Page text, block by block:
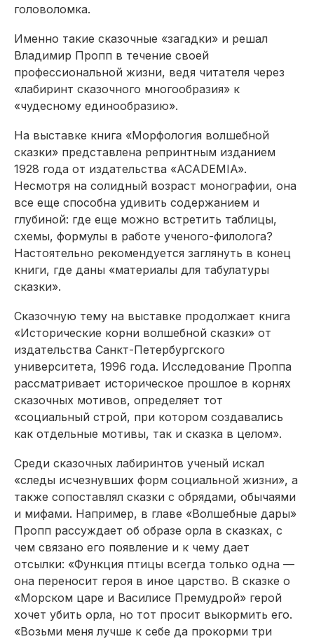
головоломка.
Именно такие сказочные «загадки» и решал
Владимир Пропп в течение своей
профессиональной жизни, ведя читателя через
«лабиринт сказочного многообразия» к
«чудесному едино­образию».
На выставке книга «Морфология волшебной
сказки» представлена репринтным изданием
1928 года от издательства «ACADEMIA».
Несмотря на солидный возраст монографии, она
все еще способна удивить содержанием и
глубиной: где еще можно встретить таблицы,
схемы, формулы в работе ученого-филолога?
Настоятельно рекомендуется заглянуть в конец
книги, где даны «материалы для табулатуры
сказки».
Сказочную тему на выставке продолжает книга
«Исторические корни волшебной сказки» от
издательства Санкт-Петербургского
университета, 1996 года. Исследование Проппа
рассматривает историческое прошлое в корнях
сказочных мотивов, определяет тот
«социальный строй, при котором создавались
как отдельные мотивы, так и сказка в целом».
Среди сказочных лабиринтов ученый искал
«следы исчезнувших форм социальной жизни», а
также сопоставлял сказки с обрядами, обычаями
и мифами. Например, в главе «Волшебные дары»
Пропп рассуждает об образе орла в сказках, с
чем связано его появление и к чему дает
отсылки: «Функция птицы всегда только одна —
она переносит героя в иное царство. В сказке о
«Морском царе и Василисе Премудрой» герой
хочет убить орла, но тот просит выкормить его.
«Возьми меня лучше к себе да прокорми три